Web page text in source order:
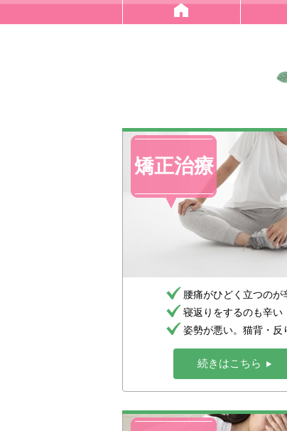
矯正治療
腰痛がひどく立つのが
寝返りをするのも辛い
姿勢が悪い。猫背・反
続きはこちら